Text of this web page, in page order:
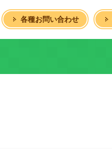
各種お問い合わせ